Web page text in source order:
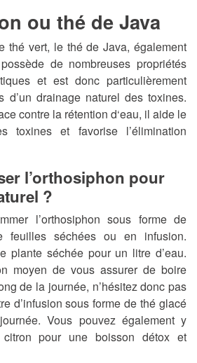
ou thé de Java
thé vert, le thé de Java, également
de nombreuses propriétés
et est donc particulièrement
drainage naturel des toxines.
contre la rétention d‘eau, il aide le
toxines et favorise l’élimination
l’orthosiphon pour
?
l’orthosiphon sous forme de
feuilles séchées ou en infusion.
plante séchée pour un litre d’eau.
moyen de vous assurer de boire
de la journée, n’hésitez donc pas
d’infusion sous forme de thé glacé
Vous pouvez également y
pour une boisson détox et